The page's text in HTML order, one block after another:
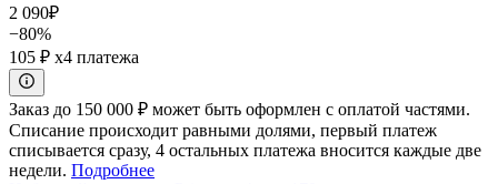
2 090₽
−80%
105 ₽ x4 платежа
Заказ до 150 000 ₽ может быть оформлен с оплатой частями.
Списание происходит равными долями, первый платеж
списывается сразу, 4 остальных платежа вносится каждые две
недели. Подробнее